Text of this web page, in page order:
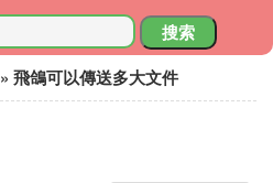
搜索
» 飛鴿可以傳送多大文件